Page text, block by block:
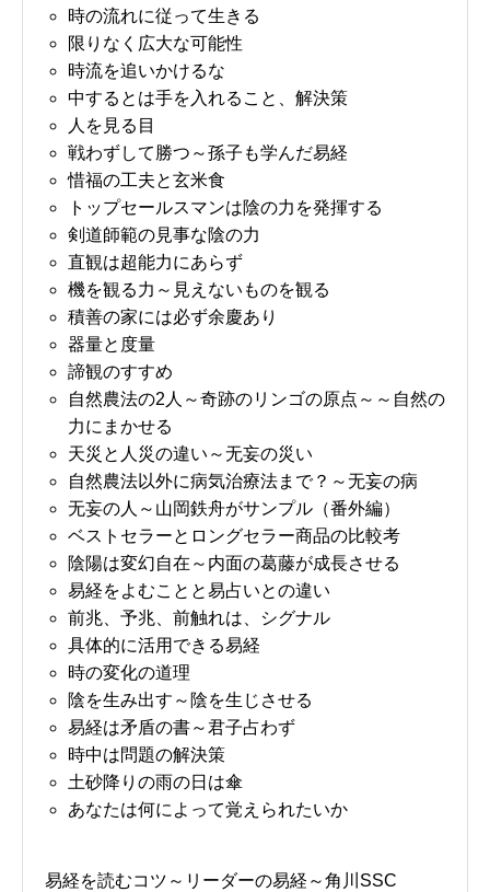
時の流れに従って生きる
限りなく広大な可能性
時流を追いかけるな
中するとは手を入れること、解決策
人を見る目
戦わずして勝つ～孫子も学んだ易経
惜福の工夫と玄米食
トップセールスマンは陰の力を発揮する
剣道師範の見事な陰の力
直観は超能力にあらず
機を観る力～見えないものを観る
積善の家には必ず余慶あり
器量と度量
諦観のすすめ
自然農法の2人～奇跡のリンゴの原点～～自然の
力にまかせる
天災と人災の違い～无妄の災い
自然農法以外に病気治療法まで？～无妄の病
无妄の人～山岡鉄舟がサンプル（番外編）
ベストセラーとロングセラー商品の比較考
陰陽は変幻自在～内面の葛藤が成長させる
易経をよむことと易占いとの違い
前兆、予兆、前触れは、シグナル
具体的に活用できる易経
時の変化の道理
陰を生み出す～陰を生じさせる
易経は矛盾の書～君子占わず
時中は問題の解決策
土砂降りの雨の日は傘
あなたは何によって覚えられたいか
易経を読むコツ～リーダーの易経～角川SSC